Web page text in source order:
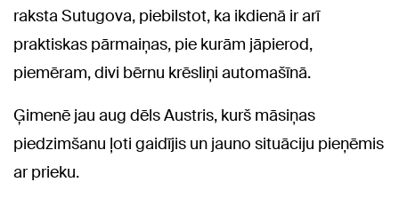
raksta Sutugova, piebilstot, ka ikdienā ir arī
praktiskas pārmaiņas, pie kurām jāpierod,
piemēram, divi bērnu krēsliņi automašīnā.
Ģimenē jau aug dēls Austris, kurš māsiņas
piedzimšanu ļoti gaidījis un jauno situāciju pieņēmis
ar prieku.